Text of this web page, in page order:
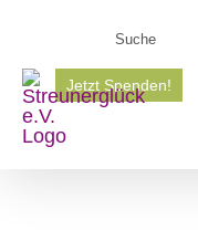
springen
Jetzt Spenden!